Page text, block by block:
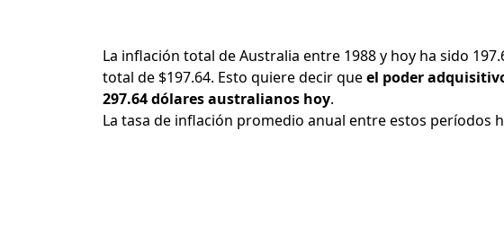
La inflación total de Australia entre 1988 y hoy ha sido
total de $197.64. Esto quiere decir queel poder
297.64 dólares australianos hoy.
La tasa de inflación promedio anual entre estos períodos